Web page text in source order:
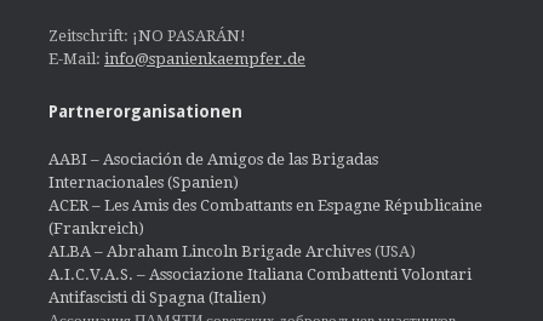
Zeitschrift: ¡NO PASARÁN!
E-Mail: info@spanienkaempfer.de
Partnerorganisationen
AABI – Asociación de Amigos de las Brigadas
Internacionales (Spanien)
ACER – Les Amis des Combattants en Espagne Républicaine
(Frankreich)
ALBA – Abraham Lincoln Brigade Archives (USA)
A.I.C.V.A.S. – Associazione Italiana Combattenti Volontari
Antifascisti di Spagna (Italien)